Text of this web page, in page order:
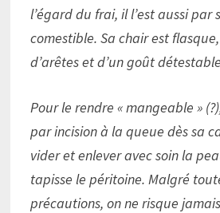
l’égard du frai, il l’est aussi par
comestible. Sa chair est
d’arêtes et d’un goût
Pour le rendre « mangeable »
par incision à la queue dès sa
vider et enlever avec soin la
tapisse le péritoine. Malgré
précautions, on ne risque